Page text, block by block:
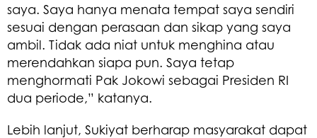
saya. Saya hanya menata tempat saya sendiri
sesuai dengan perasaan dan sikap yang saya
ambil. Tidak ada niat untuk menghina atau
merendahkan siapa pun. Saya tetap
menghormati Pak Jokowi sebagai Presiden RI
dua periode,” katanya.
Lebih lanjut, Sukiyat berharap masyarakat dapat